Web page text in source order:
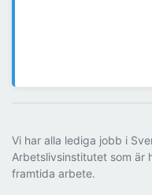
Vi har alla lediga jobb i
Arbetslivsinstitutet som
framtida arbete.